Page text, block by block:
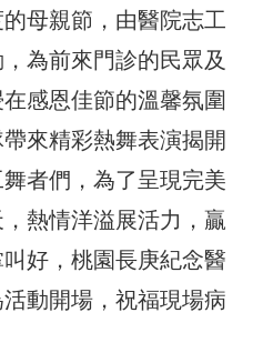
母親節，由醫院志工
為前來門診的民眾及
感恩佳節的溫馨氛圍
來精彩熱舞表演揭開
者們，為了呈現完美
熱情洋溢展活力，贏
好，桃園長庚紀念醫
動開場，祝福現場病